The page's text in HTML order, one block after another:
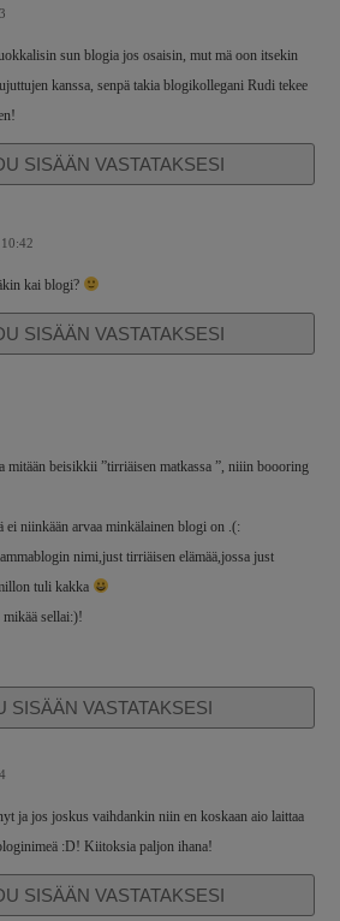
sun blogia jos osaisin, mut mä oon itsekin
kanssa, senpä takia blogikollegani Rudi tekee
SISÄÄN VASTATAKSESI
kai blogi?
SISÄÄN VASTATAKSESI
mitään beisikkii ”tirriäisen matkassa ”, niiin boooring
niinkään arvaa minkälainen blogi on .(:
nimi,just tirriäisen elämää,jossa just
tuli kakka
sellai:)!
SISÄÄN VASTATAKSESI
ja jos joskus vaihdankin niin en koskaan aio laittaa
:D! Kiitoksia paljon ihana!
SISÄÄN VASTATAKSESI